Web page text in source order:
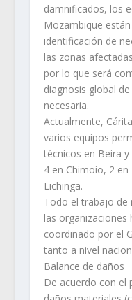
damnificados, los
Mozambique
identificación de
las zonas
por lo que será
diagnosis global
necesaria.
Actualmente,
varios equipos
técnicos en Beira
4 en Chimoio, 2
Lichinga.
Todo el trabajo de
las organizaciones
coordinado por el
tanto a nivel
Balance de daños
De acuerdo con el